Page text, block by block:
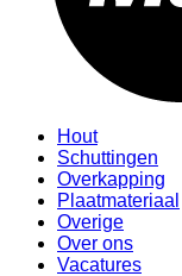
Hout
Schuttingen
Overkapping
Plaatmateriaal
Overige
Over ons
Vacatures